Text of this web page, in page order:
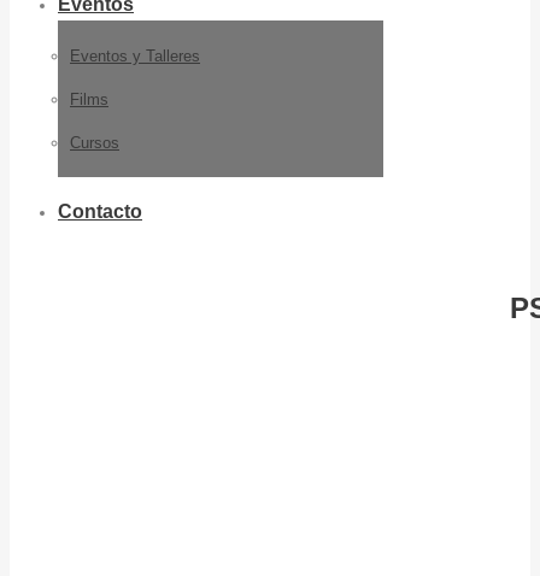
Eventos
Eventos y Talleres
Films
Cursos
Contacto